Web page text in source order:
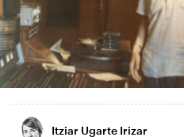
Itziar Ugarte Irizar